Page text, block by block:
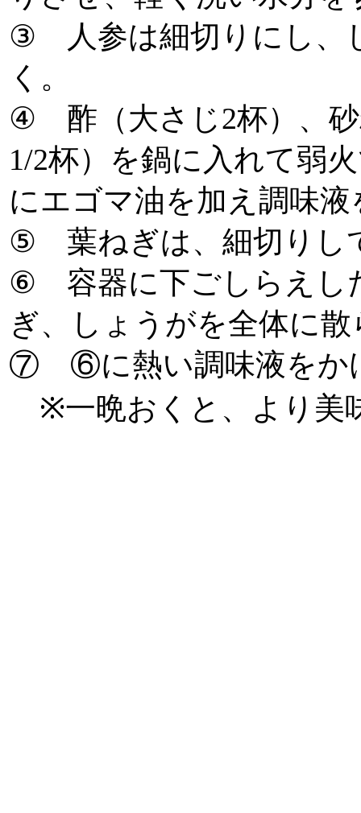
③ 人参は細切りにし、
く。
④ 酢（大さじ2杯）、砂
1/2杯）を鍋に入れて弱
にエゴマ油を加え調味
⑤ 葉ねぎは、細切りし
⑥ 容器に下ごしらえし
ぎ、しょうがを全体に散
⑦ ⑥に熱い調味液をか
※一晩おくと、より美